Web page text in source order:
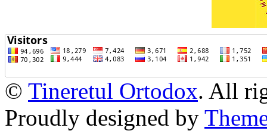
© Tineretul Ortodox. All
Proudly designed by